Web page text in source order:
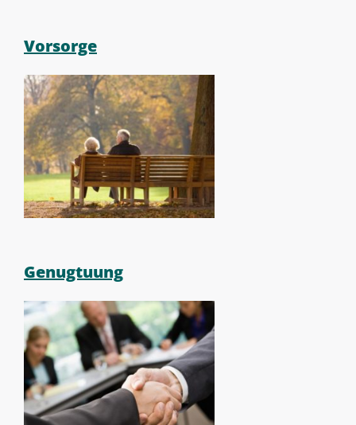
Vorsorge
Genugtuung